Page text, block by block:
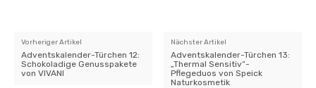
Vorheriger Artikel
Adventskalender-Türchen 12:
Schokoladige Genusspakete
von VIVANI
Nächster Artikel
Adventskalender-Türchen 13:
„Thermal Sensitiv“-
Pflegeduos von Speick
Naturkosmetik